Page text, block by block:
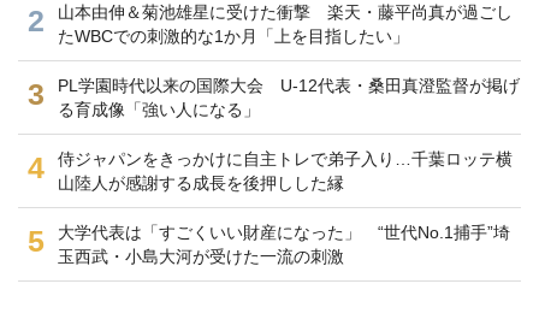
2
山本由伸＆菊池雄星に受けた衝撃 楽天・藤平尚真が過ごし
たWBCでの刺激的な1か月「上を目指したい」
3
PL学園時代以来の国際大会 U-12代表・桑田真澄監督が掲げ
る育成像「強い人になる」
4
侍ジャパンをきっかけに自主トレで弟子入り…千葉ロッテ横
山陸人が感謝する成長を後押しした縁
5
大学代表は「すごくいい財産になった」 “世代No.1捕手”埼
玉西武・小島大河が受けた一流の刺激